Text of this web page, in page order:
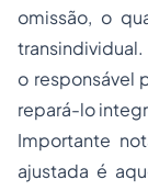
omissão, o
o responsável
repará-lo
Importante
ajustada é